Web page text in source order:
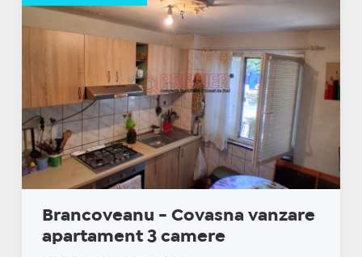
Brancoveanu - Covasna vanzare
apartament 3 camere